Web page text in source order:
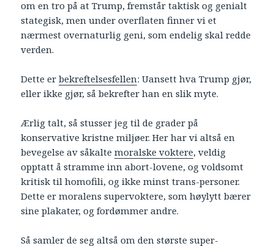
om en tro på at Trump, fremstår taktisk og genialt
stategisk, men under overflaten finner vi et
nærmest overnaturlig geni, som endelig skal redde
verden.
Dette erbekreftelsesfellen: Uansett hva Trump gjør,
eller ikke gjør, så bekrefter han en slik myte.
Ærlig talt, så stusser jeg til de grader på
konservative kristne miljøer. Her har vi altså en
bevegelse av såkaltemoralske voktere, veldig
opptatt å stramme inn abort-lovene, og voldsomt
kritisk til homofili, og ikke minst trans-personer.
Dette er moralens supervoktere, som høylytt bærer
sine plakater, og fordømmer andre.
Så samler de seg altså om den største super-